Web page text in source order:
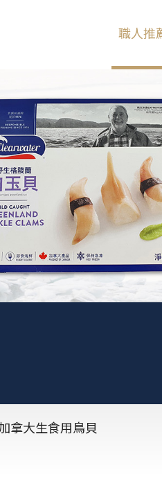
職人推
拿大生食用鳥貝